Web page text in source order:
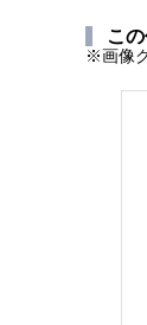
こ
※画像